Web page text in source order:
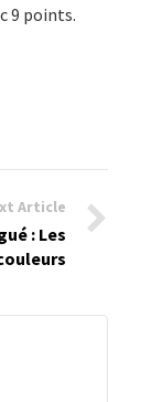
9 points.
Article
: Les